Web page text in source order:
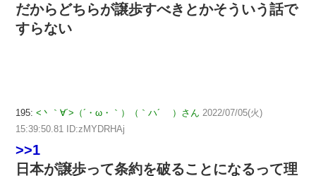
だからどちらが譲歩すべきとかそういう話で
すらない
195: <丶｀∀´>（´・ω・｀）（｀ハ´ ）さん 2022/07/05(火)
15:39:50.81 ID:zMYDRHAj
>>1
日本が譲歩って条約を破ることになるって理